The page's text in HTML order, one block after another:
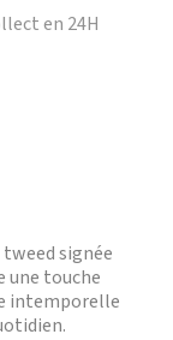
en 24H
signée
une touche
intemporelle